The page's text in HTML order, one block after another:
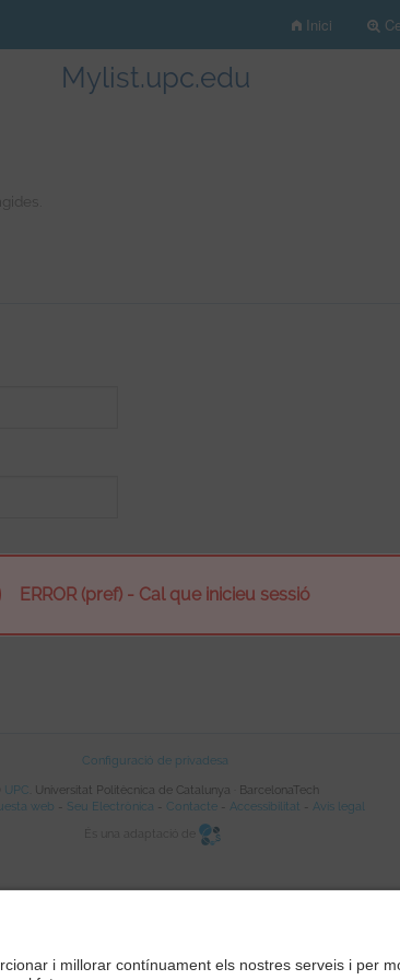
Inici
Mylist.upc.edu
Configuració de privadesa
UPC . Universitat Politècnica de Catalunya · BarcelonaTech
web - Seu Electrònica - Contacte - Accessibilitat - Avís legal
ERROR (pref) - Cal que inicieu sessió